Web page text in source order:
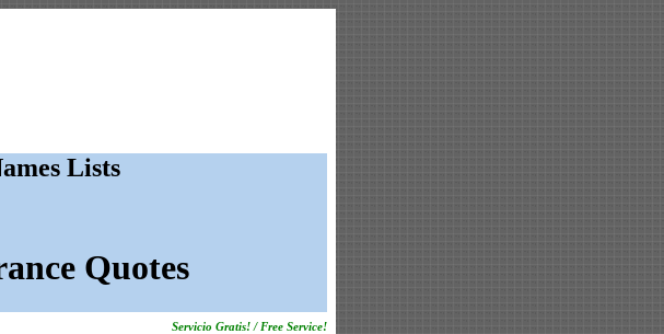
Lists
Quotes
Servicio Gratis! / Free Service!